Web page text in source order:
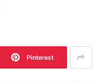
Pinterest